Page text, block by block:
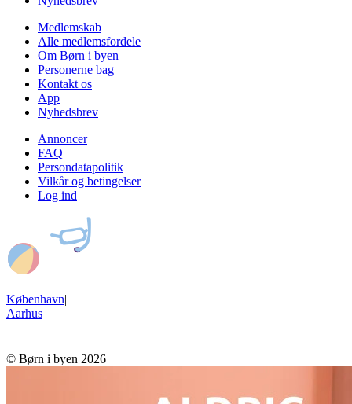
Medlemskab
Alle medlemsfordele
Om Børn i byen
Personerne bag
Kontakt os
App
Nyhedsbrev
Annoncer
FAQ
Persondatapolitik
Vilkår og betingelser
Log ind
København|
Aarhus
© Børn i byen 2026